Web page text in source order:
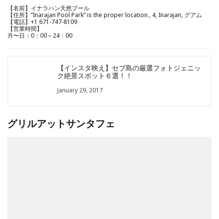
【名前】イナラハン天然プール
【住所】”Inarajan Pool Park” is the proper location., 4, Inarajan, グアム
【電話】+1 671-747-8109
【営業時間】
月〜日：0：00～24：00
【インスタ映え】セブ島の厳選フォトジェニッ
ク絶景スポット６選！！
January 29, 2017
グリルアットサンタフェ